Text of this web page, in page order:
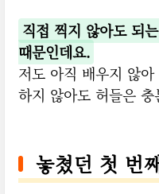
직접 찍지 않아도 되
때문인데요.
저도 아직 배우지 않
하지 않아도 허들은
놓쳤던 첫 번